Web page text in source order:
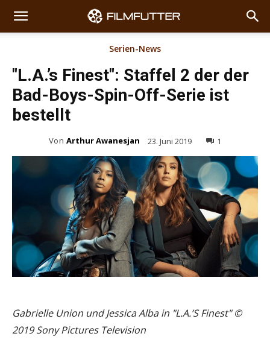
Serien-News
"L.A.’s Finest": Staffel 2 der der
Bad-Boys-Spin-Off-Serie ist
bestellt
Von Arthur Awanesjan 23. Juni 2019 1
Gabrielle Union und Jessica Alba in "L.A.’S Finest" ©
2019 Sony Pictures Television